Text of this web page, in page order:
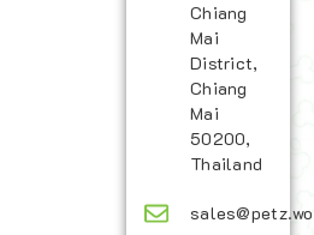
Chiang
Mai
District,
Chiang
Mai
50200,
Thailand